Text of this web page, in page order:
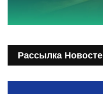
Рассылка